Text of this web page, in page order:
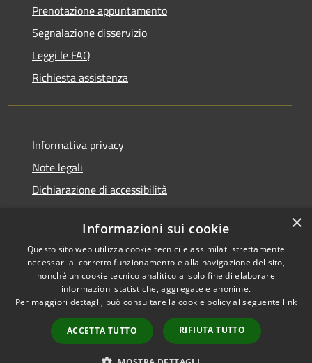
Prenotazione appuntamento
Segnalazione disservizio
Leggi le FAQ
Richiesta assistenza
Informativa privacy
Note legali
Dichiarazione di accessibilità
RSS
Accessibilità
Cookie
Mappa del sito
Comune convenzionato
Astigov
Progetto|Convenzione|
Adesioni
•Accesso redazione
×
Informazioni sui cookie
Questo sito web utilizza cookie tecnici e assimilati strettamente
necessari al corretto funzionamento e alla navigazione del sito,
nonché un cookie tecnico analitico al solo fine di elaborare
informazioni statistiche, aggregate e anonime.
Per maggiori dettagli, può consultare la cookie policy al seguente link
ACCETTA TUTTO RIFIUTA TUTTO